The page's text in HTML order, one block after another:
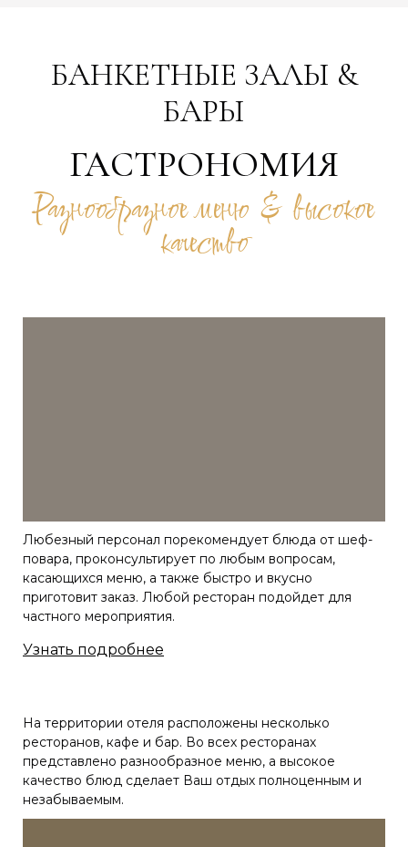
БАНКЕТНЫЕ ЗАЛЫ &
БАРЫ
ГАСТРОНОМИЯ
Разнообразное меню & высокое
качество
Любезный персонал порекомендует блюда от шеф-
повара, проконсультирует по любым вопросам,
касающихся меню, а также быстро и вкусно
приготовит заказ. Любой ресторан подойдет для
частного мероприятия.
Узнать подробнее
На территории отеля расположены несколько
ресторанов, кафе и бар. Во всех ресторанах
представлено разнообразное меню, а высокое
качество блюд сделает Ваш отдых полноценным и
незабываемым.